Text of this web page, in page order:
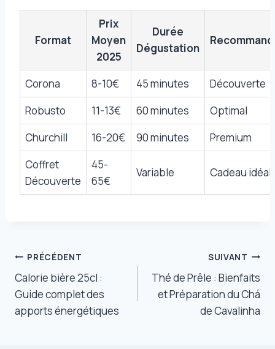
Format
Prix
Moyen
2025
Durée
Dégustation
Corona 8-10€ 45 minutes
Découverte
Robusto
11-13€ 60 minutes
Optimal
Churchill
16-20€ 90 minutes
Premium
Coffret
Découverte
45-
65€
Variable Cadeau idéal
Navigation
de
l’article
PRÉCÉDENT
Calorie bière 25cl :
Guide complet des
apports énergétiques
SUIVANT
Thé de Prêle : Bienfaits
et Préparation du Chá
de Cavalinha